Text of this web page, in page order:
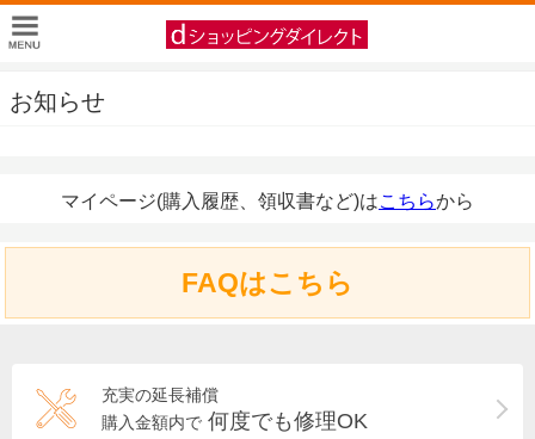
お知らせ
マイページ(購入履歴、領収書など)はこちらから
FAQはこちら
充実の延長補償
購入金額内で 何度でも修理OK